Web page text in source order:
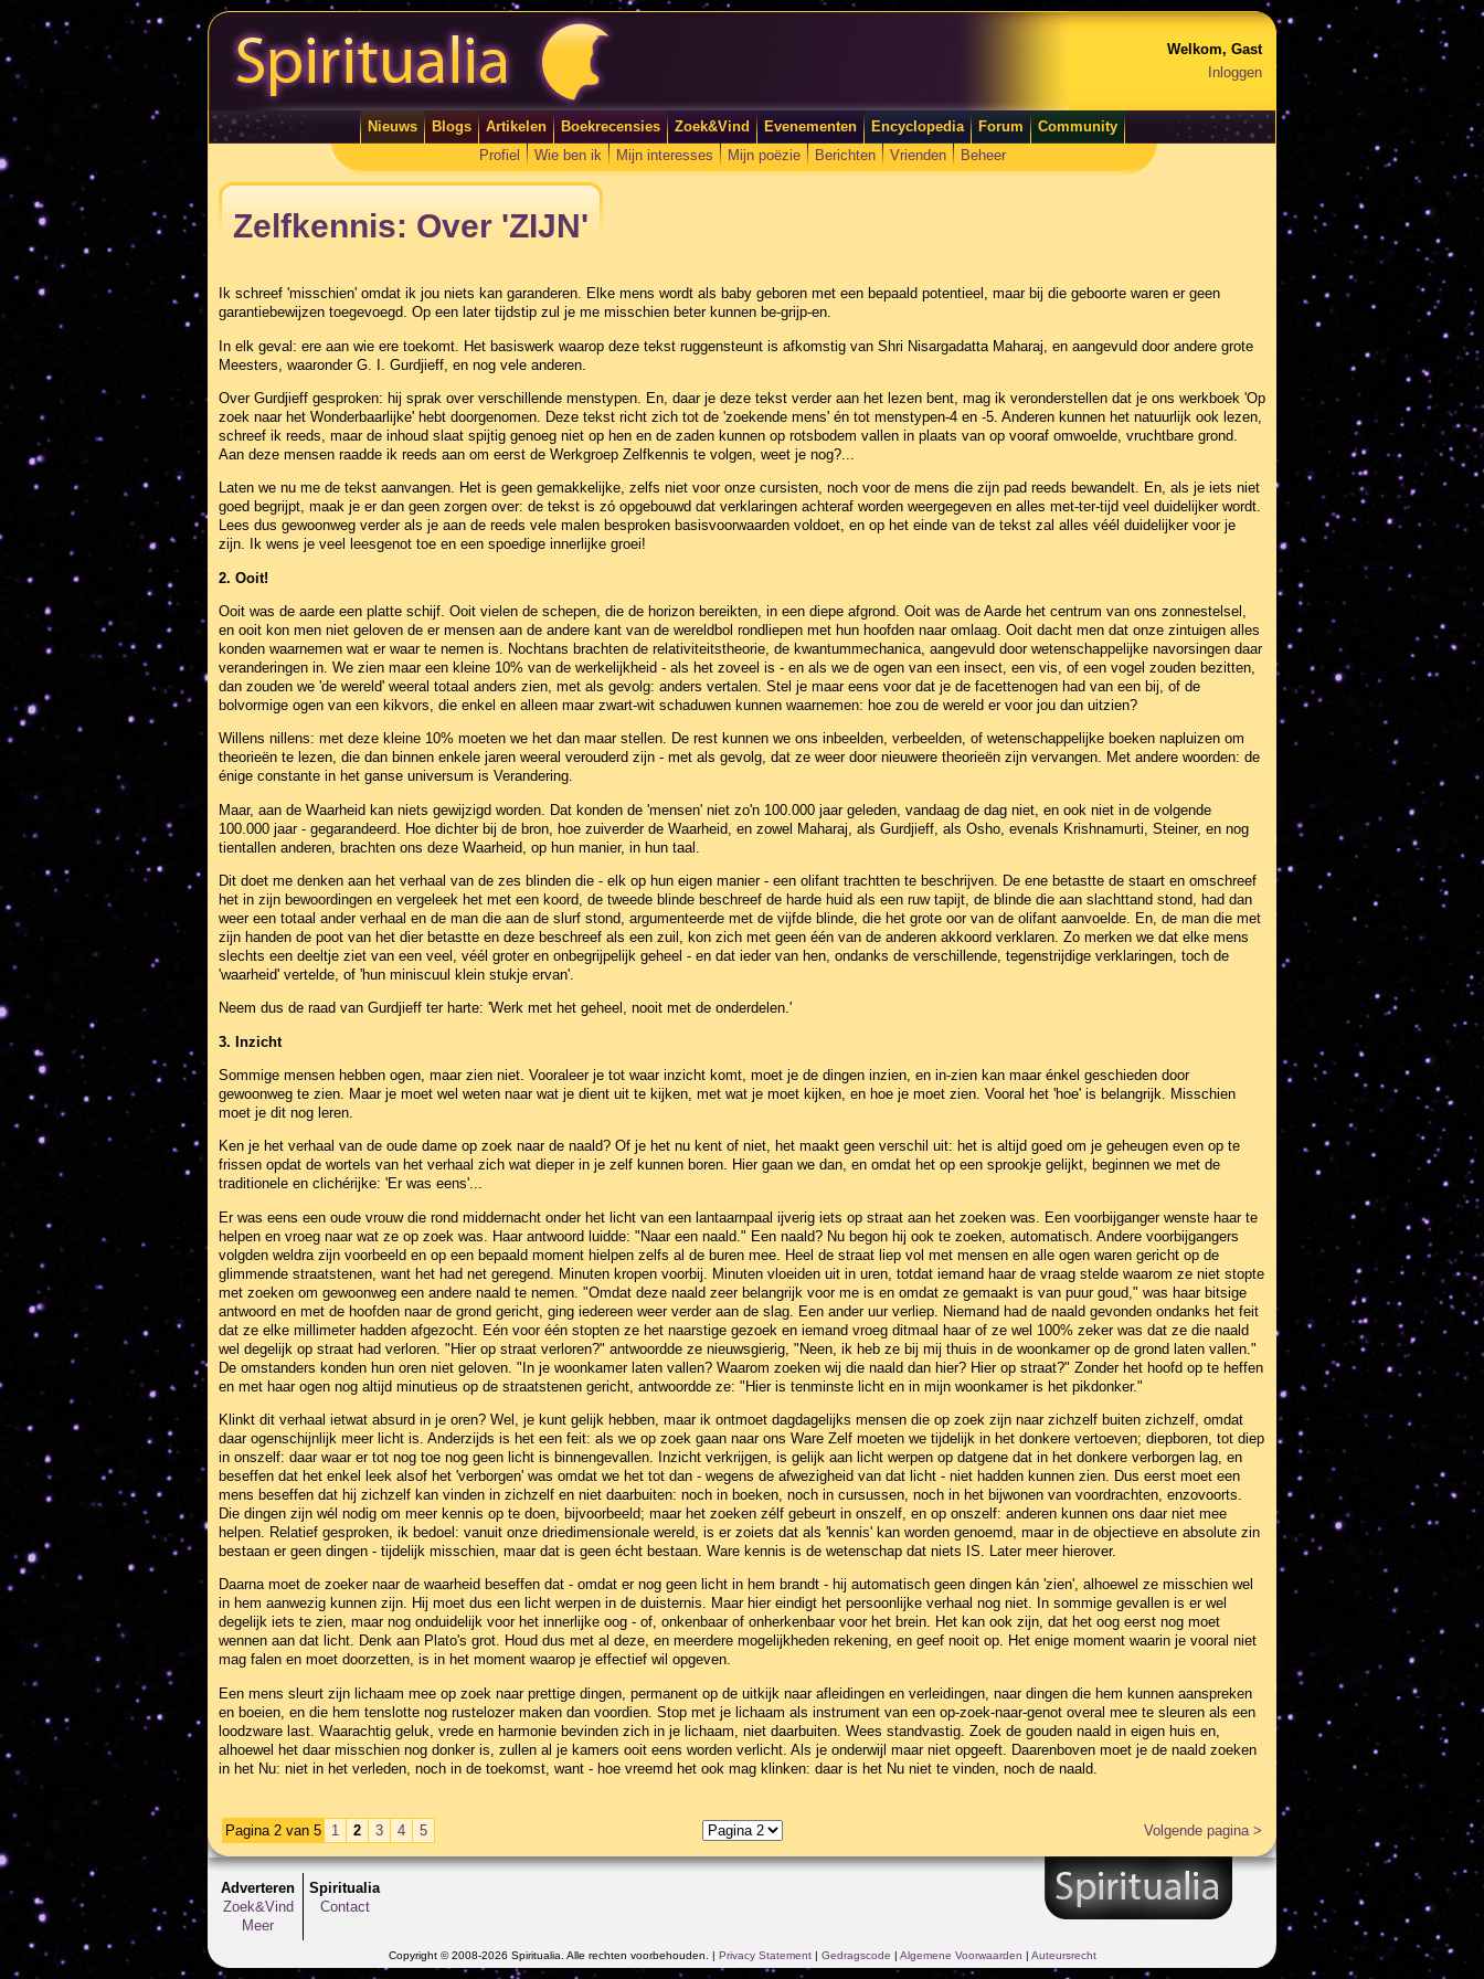
Welkom, Gast
Inloggen
Nieuws Blogs Artikelen Boekrecensies Zoek&Vind Evenementen Encyclopedia Forum
Community
Profiel
Wie ben ik Mijn interesses Mijn poëzie Berichten Vrienden Beheer
Zelfkennis: Over 'ZIJN'
Ik schreef 'misschien' omdat ik jou niets kan garanderen. Elke mens wordt als baby geboren met een bepaald potentieel, maar bij die geboorte waren er geen
garantiebewijzen toegevoegd. Op een later tijdstip zul je me misschien beter kunnen be-grijp-en.
In elk geval: ere aan wie ere toekomt. Het basiswerk waarop deze tekst ruggensteunt is afkomstig van Shri Nisargadatta Maharaj, en aangevuld door andere grote
Meesters, waaronder G. I. Gurdjieff, en nog vele anderen.
Over Gurdjieff gesproken: hij sprak over verschillende menstypen. En, daar je deze tekst verder aan het lezen bent, mag ik veronderstellen dat je ons werkboek 'Op
zoek naar het Wonderbaarlijke' hebt doorgenomen. Deze tekst richt zich tot de 'zoekende mens' én tot menstypen-4 en -5. Anderen kunnen het natuurlijk ook lezen,
schreef ik reeds, maar de inhoud slaat spijtig genoeg niet op hen en de zaden kunnen op rotsbodem vallen in plaats van op vooraf omwoelde, vruchtbare grond.
Aan deze mensen raadde ik reeds aan om eerst de Werkgroep Zelfkennis te volgen, weet je nog?...
Laten we nu me de tekst aanvangen. Het is geen gemakkelijke, zelfs niet voor onze cursisten, noch voor de mens die zijn pad reeds bewandelt. En, als je iets niet
goed begrijpt, maak je er dan geen zorgen over: de tekst is zó opgebouwd dat verklaringen achteraf worden weergegeven en alles met-ter-tijd veel duidelijker wordt.
Lees dus gewoonweg verder als je aan de reeds vele malen besproken basisvoorwaarden voldoet, en op het einde van de tekst zal alles véél duidelijker voor je
zijn. Ik wens je veel leesgenot toe en een spoedige innerlijke groei!
2. Ooit!
Ooit was de aarde een platte schijf. Ooit vielen de schepen, die de horizon bereikten, in een diepe afgrond. Ooit was de Aarde het centrum van ons zonnestelsel,
en ooit kon men niet geloven de er mensen aan de andere kant van de wereldbol rondliepen met hun hoofden naar omlaag. Ooit dacht men dat onze zintuigen alles
konden waarnemen wat er waar te nemen is. Nochtans brachten de relativiteitstheorie, de kwantummechanica, aangevuld door wetenschappelijke navorsingen daar
veranderingen in. We zien maar een kleine 10% van de werkelijkheid - als het zoveel is - en als we de ogen van een insect, een vis, of een vogel zouden bezitten,
dan zouden we 'de wereld' weeral totaal anders zien, met als gevolg: anders vertalen. Stel je maar eens voor dat je de facettenogen had van een bij, of de
bolvormige ogen van een kikvors, die enkel en alleen maar zwart-wit schaduwen kunnen waarnemen: hoe zou de wereld er voor jou dan uitzien?
Willens nillens: met deze kleine 10% moeten we het dan maar stellen. De rest kunnen we ons inbeelden, verbeelden, of wetenschappelijke boeken napluizen om
theorieën te lezen, die dan binnen enkele jaren weeral verouderd zijn - met als gevolg, dat ze weer door nieuwere theorieën zijn vervangen. Met andere woorden: de
énige constante in het ganse universum is Verandering.
Maar, aan de Waarheid kan niets gewijzigd worden. Dat konden de 'mensen' niet zo'n 100.000 jaar geleden, vandaag de dag niet, en ook niet in de volgende
100.000 jaar - gegarandeerd. Hoe dichter bij de bron, hoe zuiverder de Waarheid, en zowel Maharaj, als Gurdjieff, als Osho, evenals Krishnamurti, Steiner, en nog
tientallen anderen, brachten ons deze Waarheid, op hun manier, in hun taal.
Dit doet me denken aan het verhaal van de zes blinden die - elk op hun eigen manier - een olifant trachtten te beschrijven. De ene betastte de staart en omschreef
het in zijn bewoordingen en vergeleek het met een koord, de tweede blinde beschreef de harde huid als een ruw tapijt, de blinde die aan slachttand stond, had dan
weer een totaal ander verhaal en de man die aan de slurf stond, argumenteerde met de vijfde blinde, die het grote oor van de olifant aanvoelde. En, de man die met
zijn handen de poot van het dier betastte en deze beschreef als een zuil, kon zich met geen één van de anderen akkoord verklaren. Zo merken we dat elke mens
slechts een deeltje ziet van een veel, véél groter en onbegrijpelijk geheel - en dat ieder van hen, ondanks de verschillende, tegenstrijdige verklaringen, toch de
'waarheid' vertelde, of 'hun miniscuul klein stukje ervan'.
Neem dus de raad van Gurdjieff ter harte: 'Werk met het geheel, nooit met de onderdelen.'
3. Inzicht
Sommige mensen hebben ogen, maar zien niet. Vooraleer je tot waar inzicht komt, moet je de dingen inzien, en in-zien kan maar énkel geschieden door
gewoonweg te zien. Maar je moet wel weten naar wat je dient uit te kijken, met wat je moet kijken, en hoe je moet zien. Vooral het 'hoe' is belangrijk. Misschien
moet je dit nog leren.
Ken je het verhaal van de oude dame op zoek naar de naald? Of je het nu kent of niet, het maakt geen verschil uit: het is altijd goed om je geheugen even op te
frissen opdat de wortels van het verhaal zich wat dieper in je zelf kunnen boren. Hier gaan we dan, en omdat het op een sprookje gelijkt, beginnen we met de
traditionele en clichérijke: 'Er was eens'...
Er was eens een oude vrouw die rond middernacht onder het licht van een lantaarnpaal ijverig iets op straat aan het zoeken was. Een voorbijganger wenste haar te
helpen en vroeg naar wat ze op zoek was. Haar antwoord luidde: "Naar een naald." Een naald? Nu begon hij ook te zoeken, automatisch. Andere voorbijgangers
volgden weldra zijn voorbeeld en op een bepaald moment hielpen zelfs al de buren mee. Heel de straat liep vol met mensen en alle ogen waren gericht op de
glimmende straatstenen, want het had net geregend. Minuten kropen voorbij. Minuten vloeiden uit in uren, totdat iemand haar de vraag stelde waarom ze niet stopte
met zoeken om gewoonweg een andere naald te nemen. "Omdat deze naald zeer belangrijk voor me is en omdat ze gemaakt is van puur goud," was haar bitsige
antwoord en met de hoofden naar de grond gericht, ging iedereen weer verder aan de slag. Een ander uur verliep. Niemand had de naald gevonden ondanks het feit
dat ze elke millimeter hadden afgezocht. Eén voor één stopten ze het naarstige gezoek en iemand vroeg ditmaal haar of ze wel 100% zeker was dat ze die naald
wel degelijk op straat had verloren. "Hier op straat verloren?" antwoordde ze nieuwsgierig, "Neen, ik heb ze bij mij thuis in de woonkamer op de grond laten vallen."
De omstanders konden hun oren niet geloven. "In je woonkamer laten vallen? Waarom zoeken wij die naald dan hier? Hier op straat?" Zonder het hoofd op te heffen
en met haar ogen nog altijd minutieus op de straatstenen gericht, antwoordde ze: "Hier is tenminste licht en in mijn woonkamer is het pikdonker."
Klinkt dit verhaal ietwat absurd in je oren? Wel, je kunt gelijk hebben, maar ik ontmoet dagdagelijks mensen die op zoek zijn naar zichzelf buiten zichzelf, omdat
daar ogenschijnlijk meer licht is. Anderzijds is het een feit: als we op zoek gaan naar ons Ware Zelf moeten we tijdelijk in het donkere vertoeven; diepboren, tot diep
in onszelf: daar waar er tot nog toe nog geen licht is binnengevallen. Inzicht verkrijgen, is gelijk aan licht werpen op datgene dat in het donkere verborgen lag, en
beseffen dat het enkel leek alsof het 'verborgen' was omdat we het tot dan - wegens de afwezigheid van dat licht - niet hadden kunnen zien. Dus eerst moet een
mens beseffen dat hij zichzelf kan vinden in zichzelf en niet daarbuiten: noch in boeken, noch in cursussen, noch in het bijwonen van voordrachten, enzovoorts.
Die dingen zijn wél nodig om meer kennis op te doen, bijvoorbeeld; maar het zoeken zélf gebeurt in onszelf, en op onszelf: anderen kunnen ons daar niet mee
helpen. Relatief gesproken, ik bedoel: vanuit onze driedimensionale wereld, is er zoiets dat als 'kennis' kan worden genoemd, maar in de objectieve en absolute zin
bestaan er geen dingen - tijdelijk misschien, maar dat is geen écht bestaan. Ware kennis is de wetenschap dat niets IS. Later meer hierover.
Daarna moet de zoeker naar de waarheid beseffen dat - omdat er nog geen licht in hem brandt - hij automatisch geen dingen kán 'zien', alhoewel ze misschien wel
in hem aanwezig kunnen zijn. Hij moet dus een licht werpen in de duisternis. Maar hier eindigt het persoonlijke verhaal nog niet. In sommige gevallen is er wel
degelijk iets te zien, maar nog onduidelijk voor het innerlijke oog - of, onkenbaar of onherkenbaar voor het brein. Het kan ook zijn, dat het oog eerst nog moet
wennen aan dat licht. Denk aan Plato's grot. Houd dus met al deze, en meerdere mogelijkheden rekening, en geef nooit op. Het enige moment waarin je vooral niet
mag falen en moet doorzetten, is in het moment waarop je effectief wil opgeven.
Een mens sleurt zijn lichaam mee op zoek naar prettige dingen, permanent op de uitkijk naar afleidingen en verleidingen, naar dingen die hem kunnen aanspreken
en boeien, en die hem tenslotte nog rustelozer maken dan voordien. Stop met je lichaam als instrument van een op-zoek-naar-genot overal mee te sleuren als een
loodzware last. Waarachtig geluk, vrede en harmonie bevinden zich in je lichaam, niet daarbuiten. Wees standvastig. Zoek de gouden naald in eigen huis en,
alhoewel het daar misschien nog donker is, zullen al je kamers ooit eens worden verlicht. Als je onderwijl maar niet opgeeft. Daarenboven moet je de naald zoeken
in het Nu: niet in het verleden, noch in de toekomst, want - hoe vreemd het ook mag klinken: daar is het Nu niet te vinden, noch de naald.
Pagina 2 van 5 1 2 3 4 5 Volgende pagina >
Adverteren
Zoek&Vind
Meer
Spiritualia
Contact
Copyright © 2008-2026 Spiritualia. Alle rechten voorbehouden. | Privacy Statement| Gedragscode | Algemene Voorwaarden | Auteursrecht